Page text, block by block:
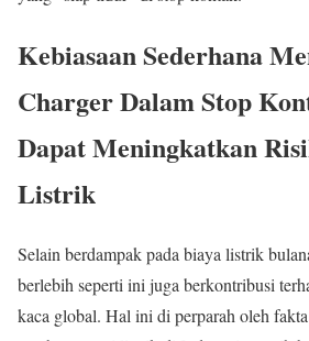
Kebiasaan Sederhana
Charger Dalam Stop
Dapat Meningkatkan
Listrik
Selain berdampak pada biaya listrik
berlebih seperti ini juga berkontribusi
kaca global. Hal ini di perparah oleh